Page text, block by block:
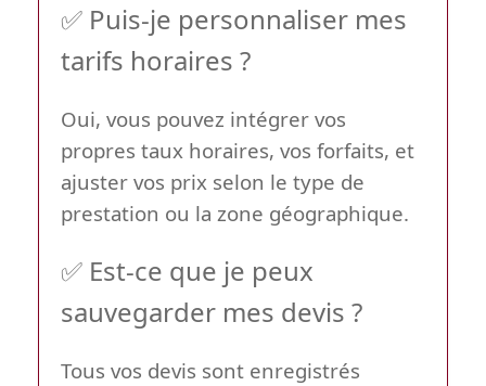
✅ Puis-je personnaliser mes
tarifs horaires ?
Oui, vous pouvez intégrer vos
propres taux horaires, vos forfaits, et
ajuster vos prix selon le type de
prestation ou la zone géographique.
✅ Est-ce que je peux
sauvegarder mes devis ?
Tous vos devis sont enregistrés